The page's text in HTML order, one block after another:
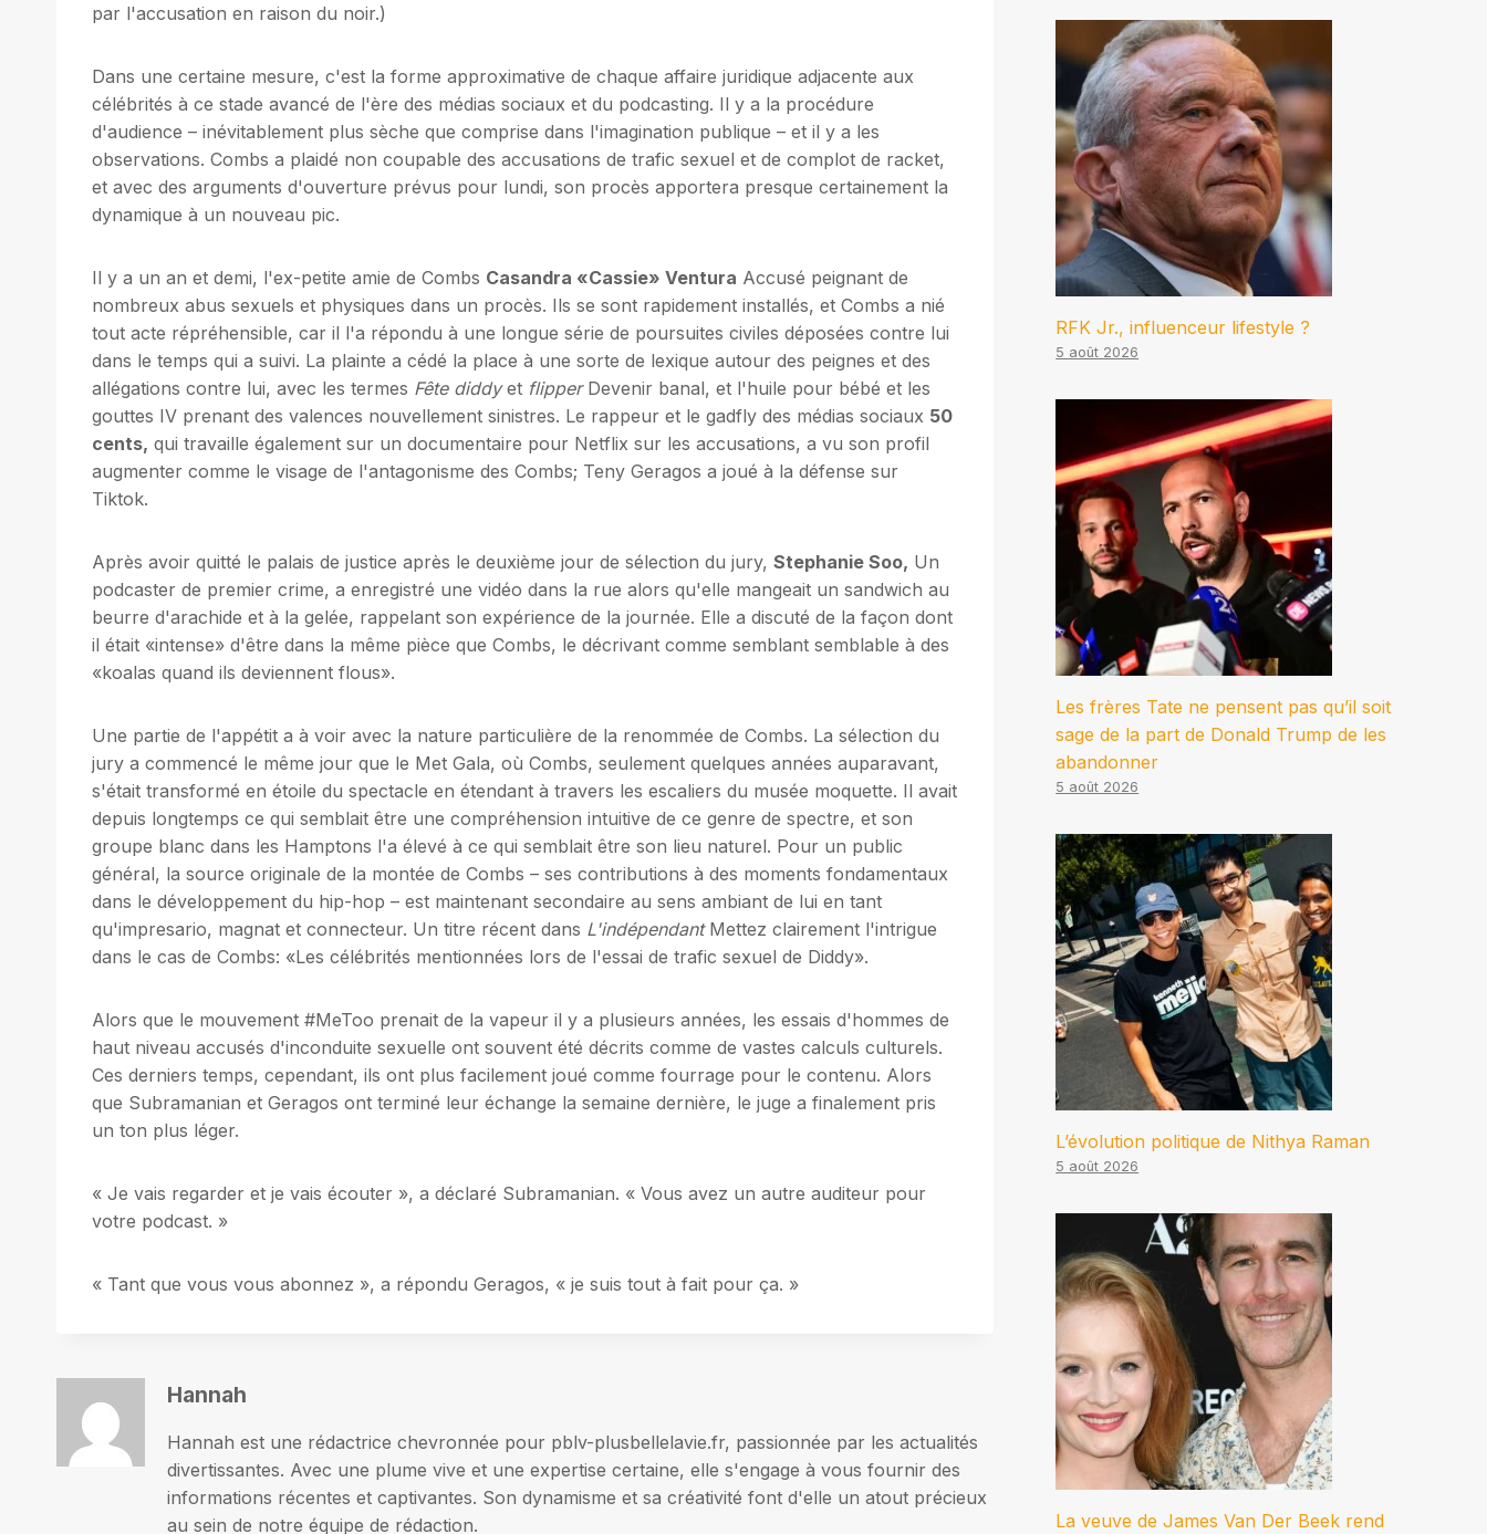
par l'accusation en raison du noir.)
Dans une certaine mesure, c'est la forme approximative de chaque affaire juridique adjacente aux
célébrités à ce stade avancé de l'ère des médias sociaux et du podcasting. Il y a la procédure
d'audience – inévitablement plus sèche que comprise dans l'imagination publique – et il y a les
observations. Combs a plaidé non coupable des accusations de trafic sexuel et de complot de racket,
et avec des arguments d'ouverture prévus pour lundi, son procès apportera presque certainement la
dynamique à un nouveau pic.
Il y a un an et demi, l'ex-petite amie de Combs Casandra «Cassie» Ventura Accusé peignant de
nombreux abus sexuels et physiques dans un procès. Ils se sont rapidement installés, et Combs a nié
tout acte répréhensible, car il l'a répondu à une longue série de poursuites civiles déposées contre lui
dans le temps qui a suivi. La plainte a cédé la place à une sorte de lexique autour des peignes et des
allégations contre lui, avec les termes Fête diddyet flipperDevenir banal, et l'huile pour bébé et les
gouttes IV prenant des valences nouvellement sinistres. Le rappeur et le gadfly des médias sociaux 50
cents, qui travaille également sur un documentaire pour Netflix sur les accusations, a vu son profil
augmenter comme le visage de l'antagonisme des Combs; Teny Geragos a joué à la défense sur
Tiktok.
Après avoir quitté le palais de justice après le deuxième jour de sélection du jury, Stephanie Soo, Un
podcaster de premier crime, a enregistré une vidéo dans la rue alors qu'elle mangeait un sandwich au
beurre d'arachide et à la gelée, rappelant son expérience de la journée. Elle a discuté de la façon dont
il était «intense» d'être dans la même pièce que Combs, le décrivant comme semblant semblable à des
«koalas quand ils deviennent flous».
Une partie de l'appétit a à voir avec la nature particulière de la renommée de Combs. La sélection du
jury a commencé le même jour que le Met Gala, où Combs, seulement quelques années auparavant,
s'était transformé en étoile du spectacle en étendant à travers les escaliers du musée moquette. Il avait
depuis longtemps ce qui semblait être une compréhension intuitive de ce genre de spectre, et son
groupe blanc dans les Hamptons l'a élevé à ce qui semblait être son lieu naturel. Pour un public
général, la source originale de la montée de Combs – ses contributions à des moments fondamentaux
dans le développement du hip-hop – est maintenant secondaire au sens ambiant de lui en tant
qu'impresario, magnat et connecteur. Un titre récent dans L'indépendantMettez clairement l'intrigue
dans le cas de Combs: «Les célébrités mentionnées lors de l'essai de trafic sexuel de Diddy».
Alors que le mouvement #MeToo prenait de la vapeur il y a plusieurs années, les essais d'hommes de
haut niveau accusés d'inconduite sexuelle ont souvent été décrits comme de vastes calculs culturels.
Ces derniers temps, cependant, ils ont plus facilement joué comme fourrage pour le contenu. Alors
que Subramanian et Geragos ont terminé leur échange la semaine dernière, le juge a finalement pris
un ton plus léger.
« Je vais regarder et je vais écouter », a déclaré Subramanian. « Vous avez un autre auditeur pour
votre podcast. »
« Tant que vous vous abonnez », a répondu Geragos, « je suis tout à fait pour ça. »
Hannah
Hannah est une rédactrice chevronnée pour pblv-plusbellelavie.fr, passionnée par les actualités
divertissantes. Avec une plume vive et une expertise certaine, elle s'engage à vous fournir des
informations récentes et captivantes. Son dynamisme et sa créativité font d'elle un atout précieux
au sein de notre équipe de rédaction.
RFK Jr., influenceur lifestyle ?
5 août 2026
Les frères Tate ne pensent pas qu’il soit
sage de la part de Donald Trump de les
abandonner
5 août 2026
L’évolution politique de Nithya Raman
5 août 2026
La veuve de James Van Der Beek rend